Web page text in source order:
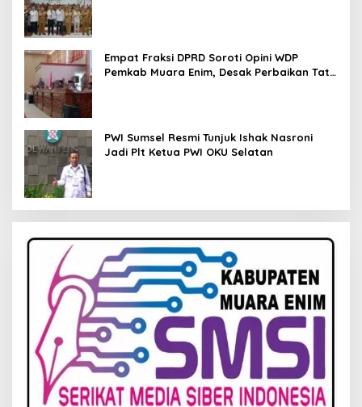
Empat Fraksi DPRD Soroti Opini WDP
Pemkab Muara Enim, Desak Perbaikan Tata
PWI Sumsel Resmi Tunjuk Ishak Nasroni
Jadi Plt Ketua PWI OKU Selatan